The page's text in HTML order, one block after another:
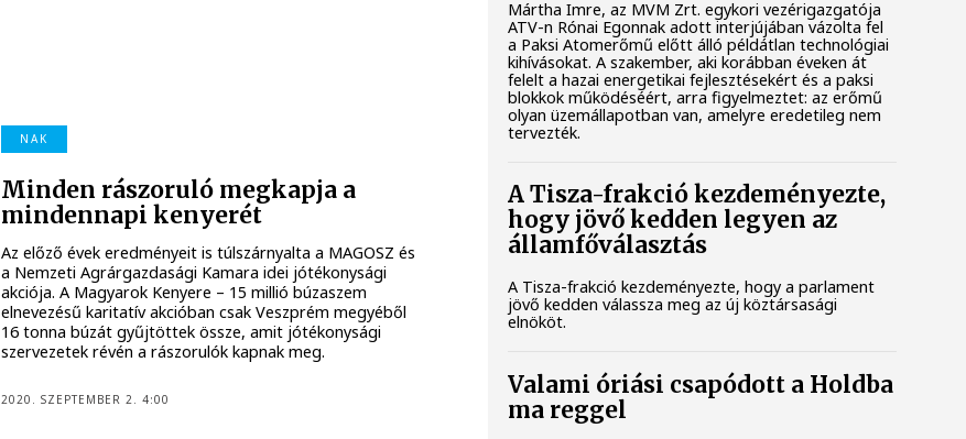
NAK
Minden rászoruló megkapja a
mindennapi kenyerét
Az előző évek eredményeit is túlszárnyalta a MAGOSZ és
a Nemzeti Agrárgazdasági Kamara idei jótékonysági
akciója. A Magyarok Kenyere – 15 millió búzaszem
elnevezésű karitatív akcióban csak Veszprém megyéből
16 tonna búzát gyűjtöttek össze, amit jótékonysági
szervezetek révén a rászorulók kapnak meg.
2020. SZEPTEMBER 2. 4:00
Mártha Imre, az MVM Zrt. egykori vezérigazgatója
ATV-n Rónai Egonnak adott interjújában vázolta fel
a Paksi Atomerőmű előtt álló példátlan technológiai
kihívásokat. A szakember, aki korábban éveken át
felelt a hazai energetikai fejlesztésekért és a paksi
blokkok működéséért, arra figyelmeztet: az erőmű
olyan üzemállapotban van, amelyre eredetileg nem
tervezték.
A Tisza-frakció kezdeményezte,
hogy jövő kedden legyen az
államfőválasztás
A Tisza-frakció kezdeményezte, hogy a parlament
jövő kedden válassza meg az új köztársasági
elnököt.
Valami óriási csapódott a Holdba
ma reggel